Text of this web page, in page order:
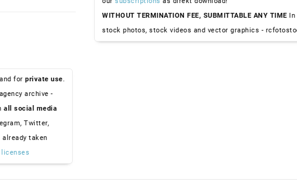
and for private use.
archive -
all social media
Twitter,
taken
WITHOUT TERMINATION FEE, SUBMITTABLE ANY TIME
stock photos, stock videos and vector graphics -